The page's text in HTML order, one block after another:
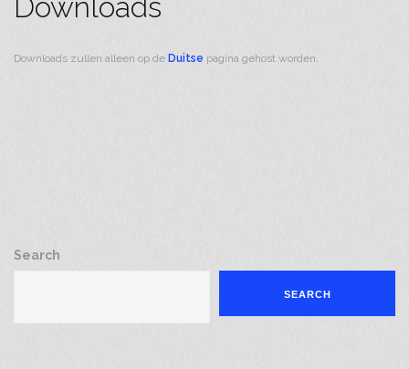
Downloads
Downloads zullen alleen op de Duitse pagina gehost worden.
Search
SEARCH